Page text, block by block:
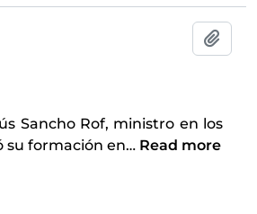
Sancho Rof, ministro en los
su formación en… Read more